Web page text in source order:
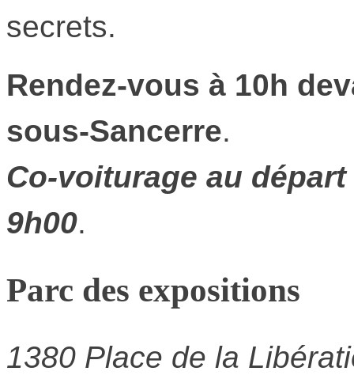
secrets.
Rendez-vous à 10h
sous-Sancerre.
Co-voiturage au
9h00.
Parc des expositions
1380 Place de la